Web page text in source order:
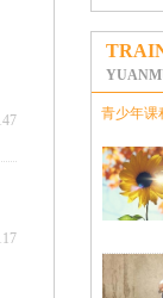
青少年课